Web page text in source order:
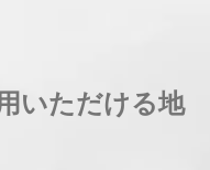
いただける地